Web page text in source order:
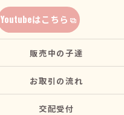
Youtubeはこちら
販売中の子達
お取引の流れ
交配受付